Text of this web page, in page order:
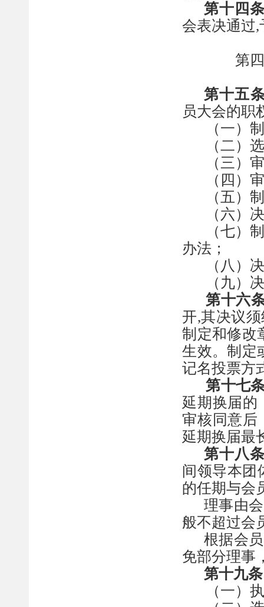
第十四
会表决通过,
第
第十五
员大会的职
（一）
（二）
（三）
（四）
（五）
（六）
（七）
办法；
（八）
（ 九）
第十六
开,其决议
制定和修改
生效。制定
记名投票方
第十七
延期换届的
审核同意后
延期换届最
第十八
间领导本团
的任期与会
理事由
般不超过会
根据会
免部分理事
第十九条
（一）